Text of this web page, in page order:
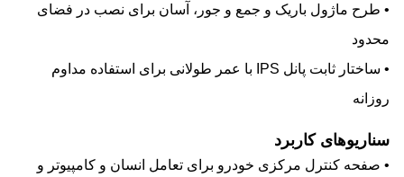
• طرح ماژول باریک و جمع و جور، آسان برای نصب در فضای
محدود
• ساختار ثابت پانل IPS با عمر طولانی برای استفاده مداوم
روزانه
سناریوهای کاربرد
• صفحه کنترل مرکزی خودرو برای تعامل انسان و کامپیوتر و